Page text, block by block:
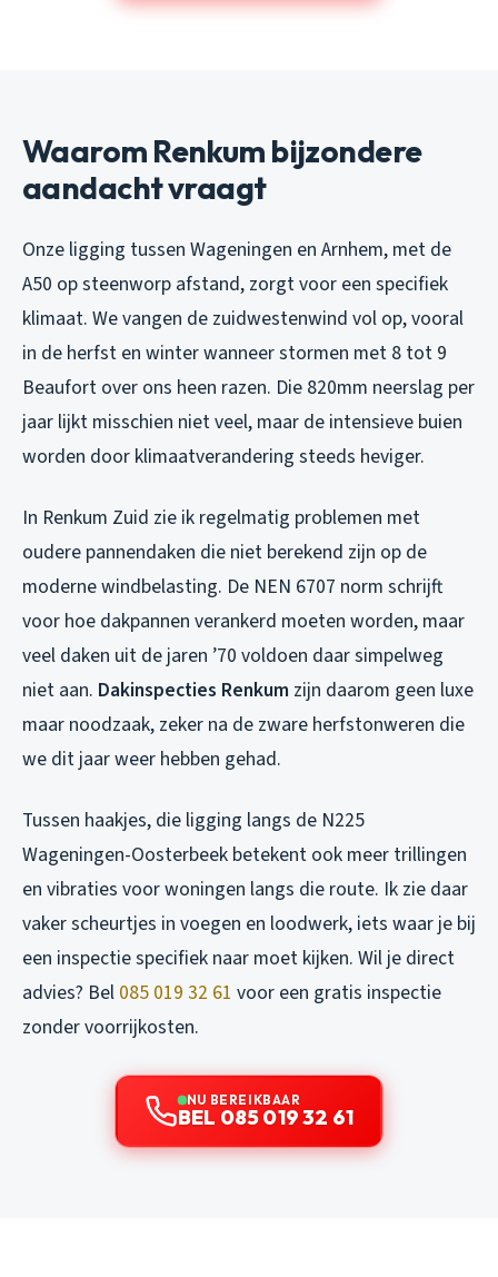
Waarom Renkum bijzondere
aandacht vraagt
Onze ligging tussen Wageningen en Arnhem, met de
A50 op steenworp afstand, zorgt voor een specifiek
klimaat. We vangen de zuidwestenwind vol op, vooral
in de herfst en winter wanneer stormen met 8 tot 9
Beaufort over ons heen razen. Die 820mm neerslag per
jaar lijkt misschien niet veel, maar de intensieve buien
worden door klimaatverandering steeds heviger.
In Renkum Zuid zie ik regelmatig problemen met
oudere pannendaken die niet berekend zijn op de
moderne windbelasting. De NEN 6707 norm schrijft
voor hoe dakpannen verankerd moeten worden, maar
veel daken uit de jaren ’70 voldoen daar simpelweg
niet aan. Dakinspecties Renkum zijn daarom geen luxe
maar noodzaak, zeker na de zware herfstonweren die
we dit jaar weer hebben gehad.
Tussen haakjes, die ligging langs de N225
Wageningen-Oosterbeek betekent ook meer trillingen
en vibraties voor woningen langs die route. Ik zie daar
vaker scheurtjes in voegen en loodwerk, iets waar je bij
een inspectie specifiek naar moet kijken. Wil je direct
advies? Bel 085 019 32 61 voor een gratis inspectie
zonder voorrijkosten.
NU BEREIKBAAR
BEL 085 019 32 61